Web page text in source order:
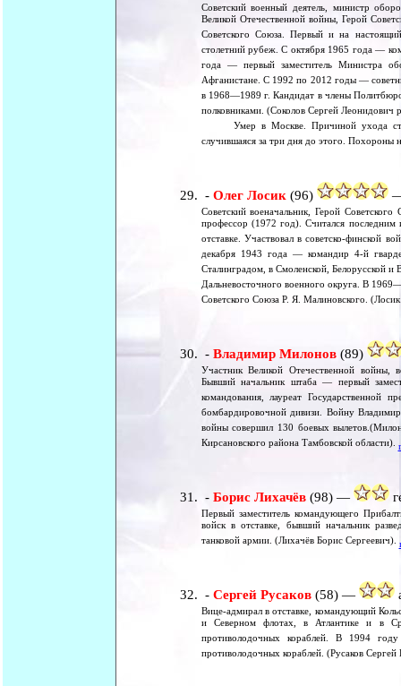
Советский военный деятель, министр
Великой Отечественной войны, Герой
Советского Союза. Первый и на
столетний рубеж. С октября 1965 года —
года — первый заместитель Министра
Афганистане. С 1992 по 2012 годы —
в 1968—1989 г. Кандидат в члены
полковниками. (Соколов Сергей
Умер в Москве. Причиной ухода
случившаяся за три дня до этого.
- Олег Лосик (96) —
Советский военачальник, Герой
профессор (1972 год). Считался последним
отставке. Участвовал в советско-финской
декабря 1943 года — командир 4-й
Сталинградом, в Смоленской, Белорусской
Дальневосточного военного округа. В
Советского Союза Р. Я. Малиновского.
- Владимир Милонов (89)
Участник Великой Отечественной войны,
Бывший начальник штаба — первый
командования, лауреат
бомбардировочной дивизи. Войну
войны совершил 130 боевых
Кирсановского района Тамбовской области).
- Борис Лихачёв(98) —
Первый заместитель командующего
войск в отставке, бывший начальник
танковой армии. (Лихачёв Борис Сергеевич).
- Сергей Русаков (58) —
Вице-адмирал в отставке, командующий
и Северном флотах, в Атлантике и в
противолодочных кораблей. В 1994
противолодочных кораблей. (Русаков